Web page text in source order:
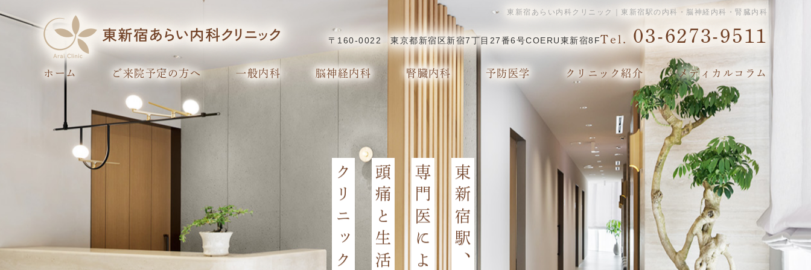
東新宿あらい内科クリニック｜東新宿駅の内科・脳神経内科・腎臓内科
〒160-0022 東京都新宿区新宿7丁目27番6号COERU東新宿8FTel. 03-6273-9511
ホーム ご来院予定の方へ 一般内科 脳神経内科 腎臓内科 予防医学 クリニック紹介 メディカルコラム
クリニック